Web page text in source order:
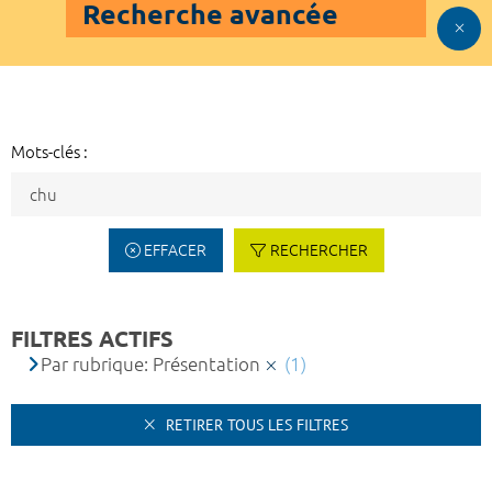
Recherche avancée
Mots-clés :
EFFACER RECHERCHER
FILTRES ACTIFS
Par rubrique: Présentation (1)
RETIRER TOUS LES FILTRES